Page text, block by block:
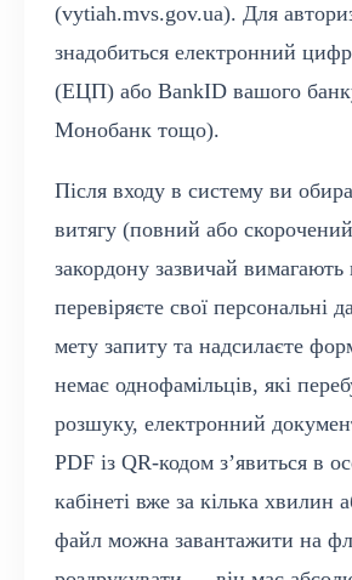
(vytiah.mvs.gov.ua). Для
знадобиться електронний
(ЕЦП) або BankID вашого
Монобанк тощо).
Після входу в систему ви
витягу (повний або
закордону зазвичай
перевіряєте свої персональні
мету запиту та надсилаєте
немає однофамільців, які
розшуку, електронний
PDF із QR-кодом з’явиться в
кабінеті вже за кілька хвилин
файл можна завантажити на